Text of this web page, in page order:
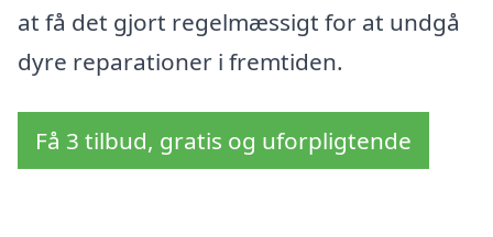
at få det gjort regelmæssigt for at undgå
dyre reparationer i fremtiden.
Få 3 tilbud, gratis og uforpligtende